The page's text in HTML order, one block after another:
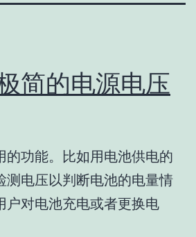
简的电源电压
的功能。比如用电池供电的
测电压以判断电池的电量情
户对电池充电或者更换电